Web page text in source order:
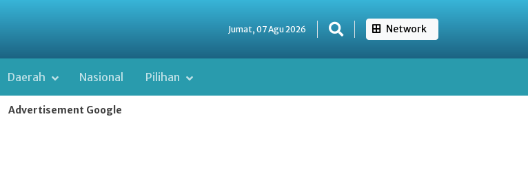
Jumat, 07 Agu 2026 Network
Daerah Nasional Pilihan
Advertisement Google